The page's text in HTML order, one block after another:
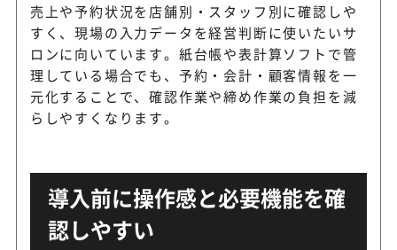
売上や予約状況を店舗別・スタッフ別に確認しや
すく、現場の入力データを経営判断に使いたいサ
ロンに向いています。紙台帳や表計算ソフトで管
理している場合でも、予約・会計・顧客情報を一
元化することで、確認作業や締め作業の負担を減
らしやすくなります。
導入前に操作感と必要機能を確
認しやすい